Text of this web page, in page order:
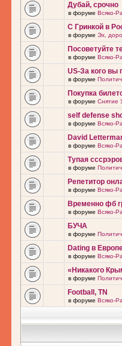
Дубай, срочно
в форуме Всяко-
С Гринкой в
в форуме Эх,
Посоветуйте
в форуме Всяко-
US-За кого вы
в форуме
Покупка
в форуме Снятие
self defense
в форуме Всяко-
David
в форуме Всяко-
Тупая
в форуме
Репетитор
в форуме Всяко-
Временно фб
в форуме Всяко-
БУЧА
в форуме
Dating в
в форуме Всяко-
«Никакого
в форуме
Football, TN
в форуме Всяко-